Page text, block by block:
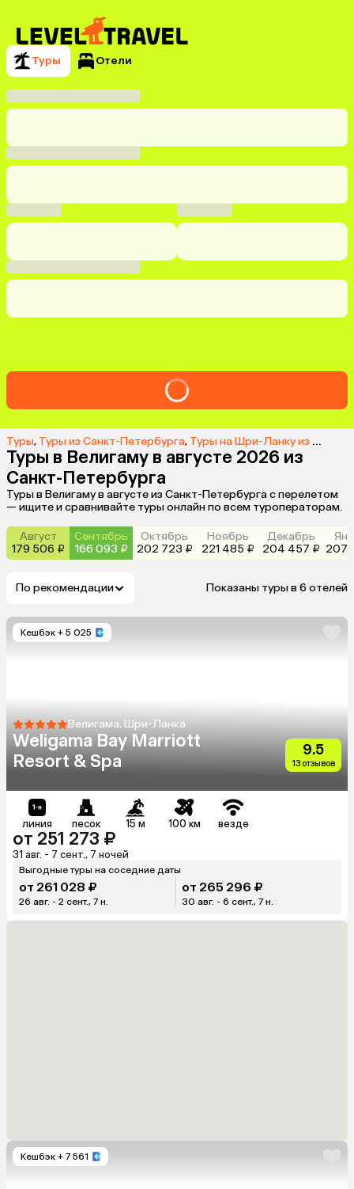
Туры Отели
Туры, Туры из Санкт-Петербурга, Туры на Шри-Ланку из Санкт-Петербурга
Туры в Велигаму в августе 2026 из
Санкт-Петербурга
Туры в Велигаму в августе из Санкт-Петербурга с перелетом
— ищите и сравнивайте туры онлайн по всем туроператорам.
Август
179 506 ₽
Сентябрь
166 093 ₽
Октябрь
202 723 ₽
Ноябрь
221 485 ₽
Декабрь
204 457 ₽ 207
По рекомендации Показаны туры в 6 отелей
Кешбэк + 5 025
Велигама, Шри-Ланка
Weligama Bay Marriott
Resort & Spa
9.5
13 отзывов
линия песок 15 м 100 км везде
от 251 273 ₽
31 авг. - 7 сент., 7 ночей
Выгодные туры на соседние даты
от 261 028 ₽
26 авг. - 2 сент., 7 н.
от 265 296 ₽
30 авг. - 6 сент., 7 н.
Кешбэк + 7 561